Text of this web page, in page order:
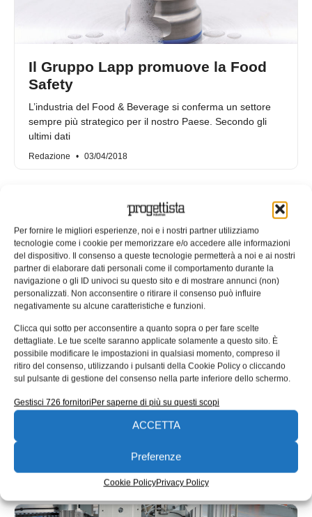
Per fornire le migliori esperienze, noi e i nostri partner utilizziamo
tecnologie come i cookie per memorizzare e/o accedere alle informazioni
del dispositivo. Il consenso a queste tecnologie permetterà a noi e ai nostri
partner di elaborare dati personali come il comportamento durante la
navigazione o gli ID univoci su questo sito e di mostrare annunci (non)
personalizzati. Non acconsentire o ritirare il consenso può influire
negativamente su alcune caratteristiche e funzioni.
Clicca qui sotto per acconsentire a quanto sopra o per fare scelte
dettagliate. Le tue scelte saranno applicate solamente a questo sito. È
possibile modificare le impostazioni in qualsiasi momento, compreso il
ritiro del consenso, utilizzando i pulsanti della Cookie Policy o cliccando
sul pulsante di gestione del consenso nella parte inferiore dello schermo.
Gestisci 726 fornitoriPer saperne di più su questi scopi
ACCETTA
Preferenze
Cookie PolicyPrivacy Policy
Il Gruppo Lapp promuove la Food
Safety
L’industria del Food & Beverage si conferma un settore
sempre più strategico per il nostro Paese. Secondo gli
ultimi dati
Redazione 03/04/2018
La pneumatica usata nel
confezionamento per migliorare i
in soluzioni pneumatiche, e Fromm Packaging